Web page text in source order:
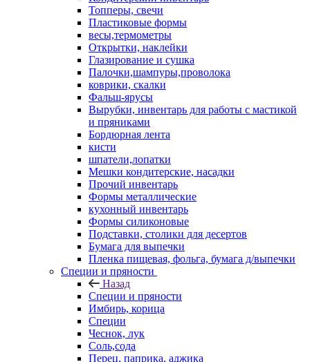
Топперы, свечи
Пластиковые формы
весы,термометры
Открытки, наклейки
Глазирование и сушка
Палочки,шампуры,проволока
коврики, скалки
Фальш-ярусы
Вырубки, инвентарь для работы с мастикой
и пряниками
Бордюрная лента
кисти
шпатели,лопатки
Мешки кондитерские, насадки
Прочий инвентарь
Формы металлические
кухонный инвентарь
Формы силиконовые
Подставки, столики для десертов
Бумага для выпечки
Пленка пищевая, фольга, бумага д/выпечки
Специи и пряности
Назад
Специи и пряности
Имбирь, корица
Специи
Чеснок, лук
Соль,сода
Перец, паприка, аджика